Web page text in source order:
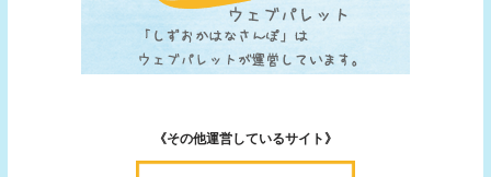
《その他運営しているサイト》